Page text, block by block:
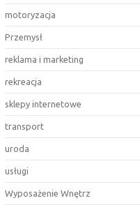
motoryzacja
Przemysł
reklama i marketing
rekreacja
sklepy internetowe
transport
uroda
usługi
Wyposażenie Wnętrz